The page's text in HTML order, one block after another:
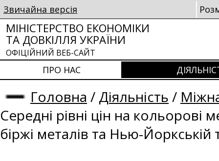
Звичайна версія
МІНІСТЕРСТВО ЕКОНОМІКИ
ТА ДОВКІЛЛЯ УКРАЇНИ
ОФІЦІЙНИЙ ВЕБ-САЙТ
ПРО НАС
Головна / Діяльність /
Середні рівні цін на кольорові
біржі металів та Нью-Йоркській